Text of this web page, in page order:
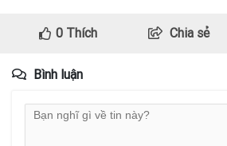
0Thích Chia sẻ
Bình luận